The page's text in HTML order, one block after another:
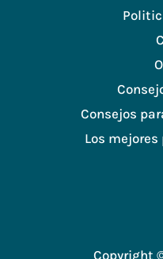
Consejos
Los
Copyright